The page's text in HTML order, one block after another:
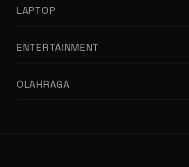
LAPTOP
ENTERTAINMENT
OLAHRAGA